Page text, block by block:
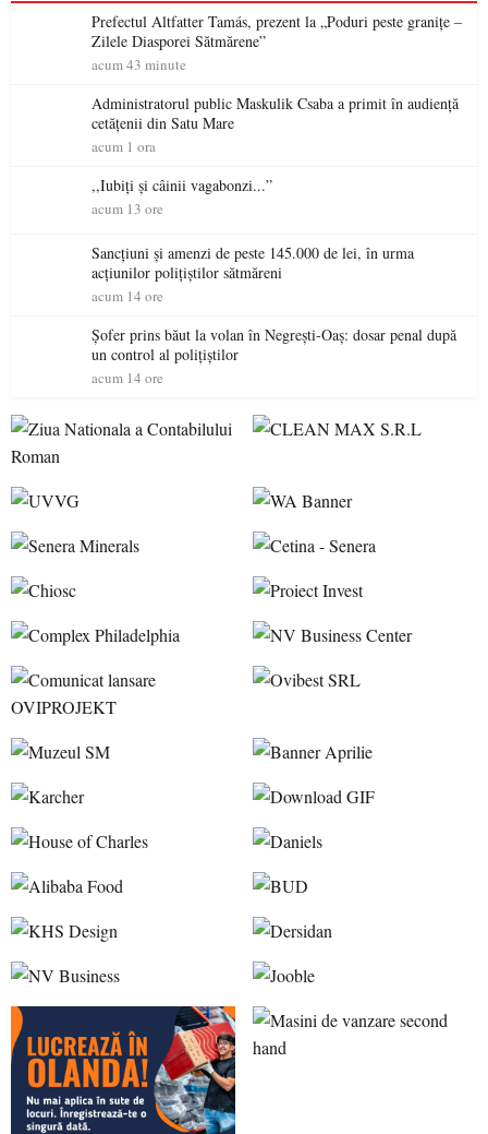
Prefectul Altfatter Tamás, prezent la „Poduri peste granițe –
Zilele Diasporei Sătmărene”
acum 43 minute
Administratorul public Maskulik Csaba a primit în audiență
cetățenii din Satu Mare
acum 1 ora
,,Iubiți și câinii vagabonzi...”
acum 13 ore
Sancțiuni și amenzi de peste 145.000 de lei, în urma
acțiunilor polițiștilor sătmăreni
acum 14 ore
Șofer prins băut la volan în Negrești-Oaș: dosar penal după
un control al polițiștilor
acum 14 ore